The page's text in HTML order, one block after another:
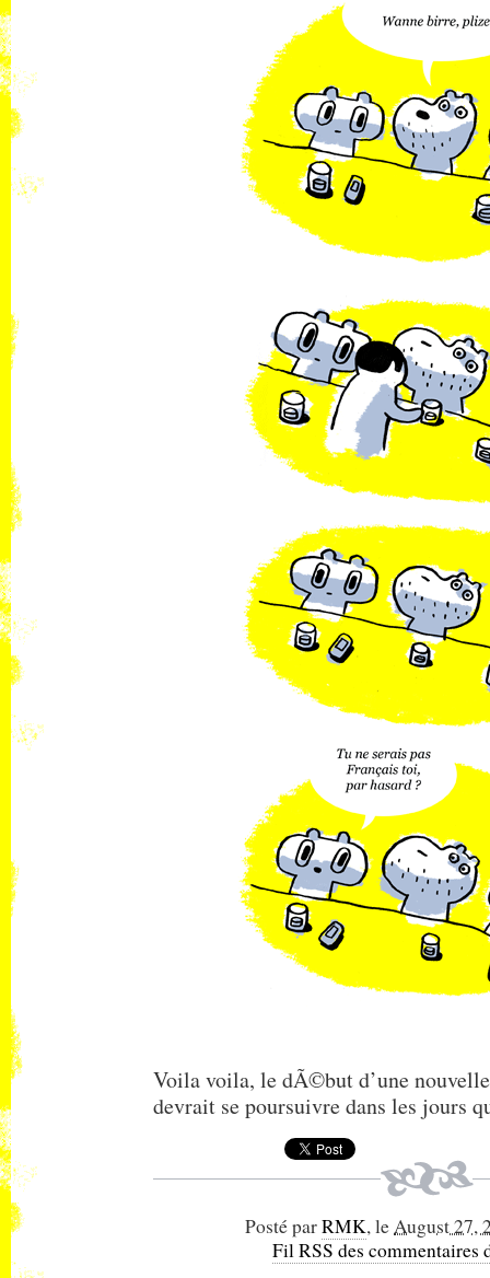
Voila voila, le dÃ©but d’une
devrait se poursuivre dans les jours
Posté parRMK, leAugust 27,
Fil RSS des commentaires